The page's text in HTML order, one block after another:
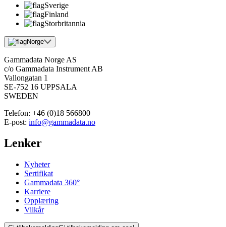
Sverige
Finland
Storbritannia
Norge
Gammadata Norge AS
c/o Gammadata Instrument AB
Vallongatan 1
SE-752 16 UPPSALA
SWEDEN
Telefon: +46 (0)18 566800
E-post: info@gammadata.no
Lenker
Nyheter
Sertifikat
Gammadata 360°
Karriere
Opplæring
Vilkår